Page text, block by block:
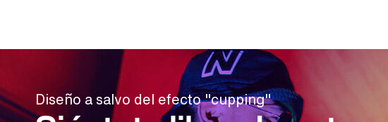
Diseño a salvo del efecto "cupping"